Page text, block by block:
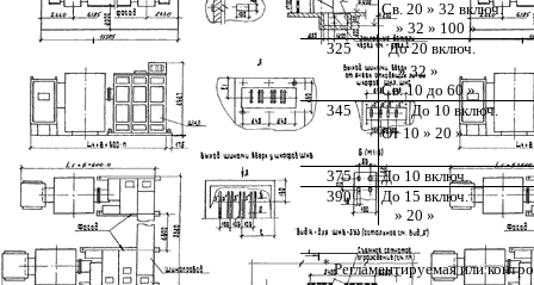
Св. 20 » 32 включ.
» 32 » 100 »
325
До 20 включ.
» 32 »
Св. 10 до 60 »
345
До 10 включ.
От 10 » 20 »
375
До 10 включ.
390
До 15 включ.
» 20 »
______
*Регламентируемая или